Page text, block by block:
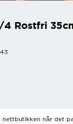
Rostfri
nettbutikken når det